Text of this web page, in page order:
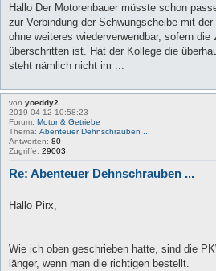
Hallo Der Motorenbauer müsste schon
zur Verbindung der Schwungscheibe mit
ohne weiteres wiederverwendbar, sofern
überschritten ist. Hat der Kollege die
steht nämlich nicht im ...
von yoeddy2
2019-04-12 10:58:23
Forum: Motor & Getriebe
Thema: Abenteuer Dehnschrauben ...
Antworten: 80
Zugriffe: 29003
Re: Abenteuer Dehnschrauben ...
Hallo Pirx,
Wie ich oben geschrieben hatte, sind die
länger, wenn man die richtigen bestellt.